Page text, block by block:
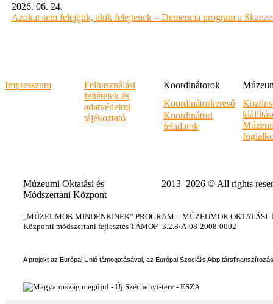
2026. 06. 24.
Azokat sem felejtjük, akik felejtenek – Demencia program a
Impresszum
Felhasználási
feltételek és
adatvédelmi
tájékoztató
Koordinátorok
Koordinátorkereső
Koordinátori
feladatok
Múzeumi Oktatási és
Módszertani Központ
2013–2026 © All rights
„MÚZEUMOK MINDENKINEK” PROGRAM – MÚZEUMOK
Központi módszertani fejlesztés TÁMOP–3.2.8/A-08-2008-0002
A projekt az Európai Unió támogatásával, az Európai Szociális Alap